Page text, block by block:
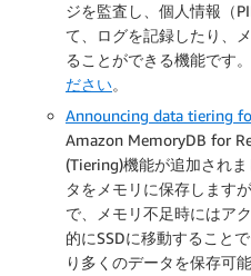
ジを監査し、個人情報（
て、ログを記録したり、
ることができる機能です
ださい。
Announcing data tiering
Amazon MemoryDB for
(Tiering)機能が追加され
タをメモリに保存します
で、メモリ不足時にはア
的にSSDに移動すること
り多くのデータを保存可